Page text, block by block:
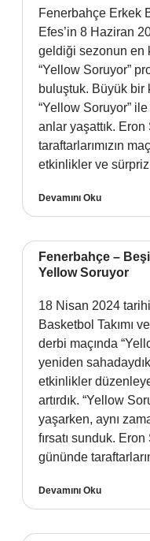
Fenerbahçe Erkek
Efes’in 8 Haziran
geldiği sezonun en
“Yellow Soruyor”
buluştuk. Büyük bir
“Yellow Soruyor”
anlar yaşattık.
taraftarlarımızın
etkinlikler ve
Devamını Oku
Fenerbahçe –
Yellow Soruyor
18 Nisan 2024
Basketbol Takımı
derbi maçında
yeniden
etkinlikler
artırdık. “Yellow
yaşarken, aynı
fırsatı sunduk.
gününde
Devamını Oku